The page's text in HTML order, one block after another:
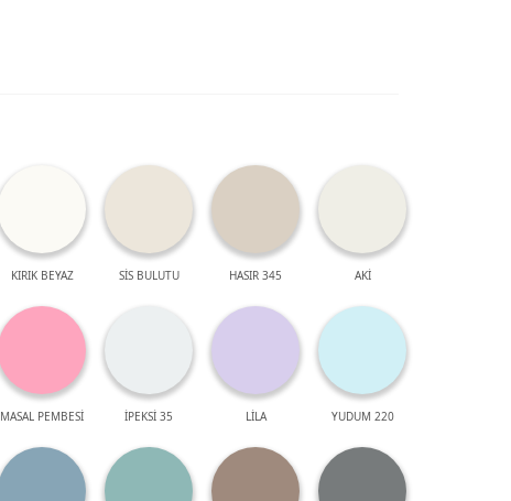
KIRIK BEYAZ SİS BULUTU HASIR 345 AKİ
MASAL PEMBESİ İPEKSİ 35 LİLA YUDUM 220